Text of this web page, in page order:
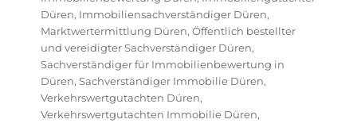
Düren, Immobiliensachverständiger Düren,
Marktwertermittlung Düren,Öffentlich bestellter
und vereidigter Sachverständiger Düren,
Sachverständiger für Immobilienbewertung in
Düren,Sachverständiger Immobilie Düren,
Verkehrswertgutachten Düren,
Verkehrswertgutachten Immobilie Düren,